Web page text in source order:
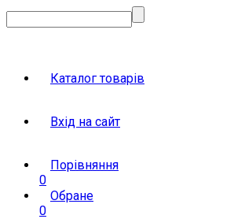
Каталог товарів
Вхід на сайт
Порівняння
0
Обране
0